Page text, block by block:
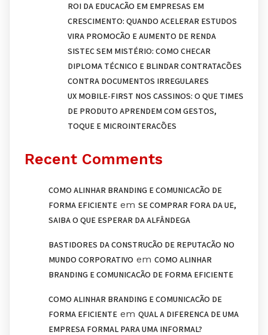
ROI DA EDUCAÇÃO EM EMPRESAS EM
CRESCIMENTO: QUANDO ACELERAR ESTUDOS
VIRA PROMOÇÃO E AUMENTO DE RENDA
SISTEC SEM MISTÉRIO: COMO CHECAR
DIPLOMA TÉCNICO E BLINDAR CONTRATAÇÕES
CONTRA DOCUMENTOS IRREGULARES
UX MOBILE-FIRST NOS CASSINOS: O QUE TIMES
DE PRODUTO APRENDEM COM GESTOS,
TOQUE E MICROINTERAÇÕES
Recent Comments
COMO ALINHAR BRANDING E COMUNICAÇÃO DE
FORMA EFICIENTE em SE COMPRAR FORA DA UE,
SAIBA O QUE ESPERAR DA ALFÂNDEGA
BASTIDORES DA CONSTRUÇÃO DE REPUTAÇÃO NO
MUNDO CORPORATIVO em COMO ALINHAR
BRANDING E COMUNICAÇÃO DE FORMA EFICIENTE
COMO ALINHAR BRANDING E COMUNICAÇÃO DE
FORMA EFICIENTE em QUAL A DIFERENÇA DE UMA
EMPRESA FORMAL PARA UMA INFORMAL?